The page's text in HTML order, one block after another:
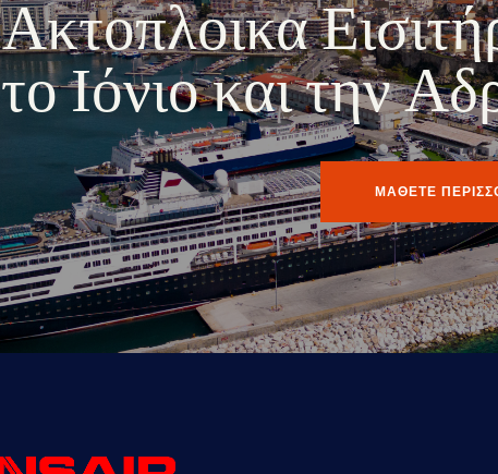
Ακτοπλοικα
το Ιόνιο και την
ΜΑΘΕΤΕ